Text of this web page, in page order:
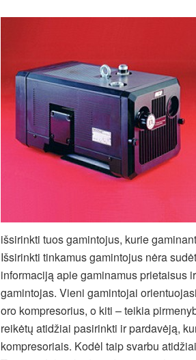
išsirinkti tuos gamintojus, kurie
Išsirinkti tinkamus gamintojus nėra
informaciją apie gaminamus prietaisus
gamintojas. Vieni gamintojai
oro kompresorius, o kiti – teikia
reikėtų atidžiai pasirinkti ir pardavėją,
kompresoriais. Kodėl taip svarbu